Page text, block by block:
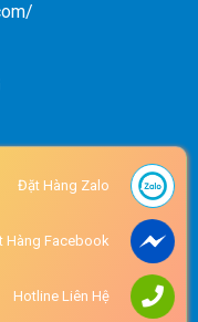
Đặt Hàng Zalo
Hàng Facebook
Hotline Liên Hệ